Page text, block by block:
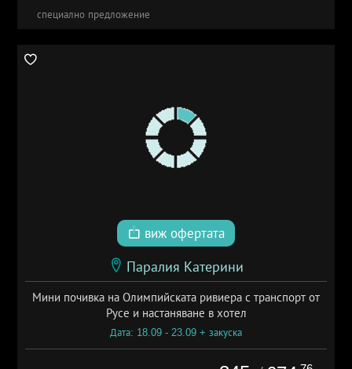
специално предложение
виж офертата
Паралия Катерини
Мини почивка на Олимпийската ривиера с транспорт от
Русе и настаняване в хотел
Дата: 18.09 - 23.09 + закуска